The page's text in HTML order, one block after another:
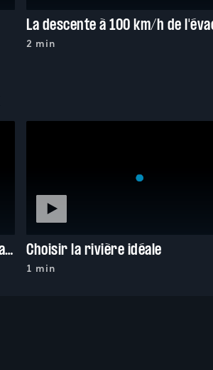
2 min
Préparer son expédition de kayak-camping Choisir la rivière idéale
1 min